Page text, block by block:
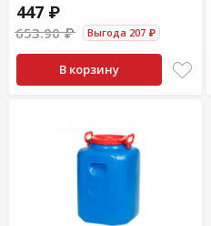
447 ₽
653.90 ₽ Выгода 207 ₽
В корзину